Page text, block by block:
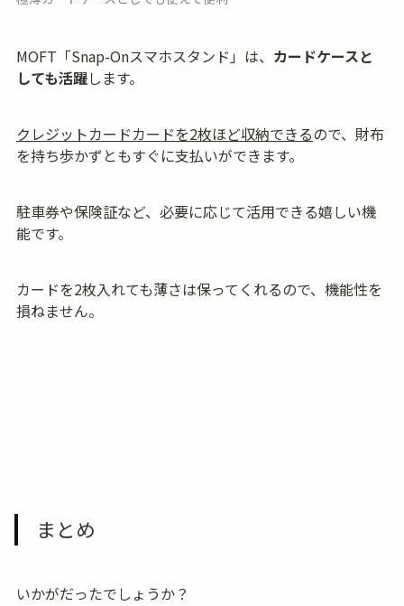
MOFT「Snap-Onスマホスタンド」は、 カードケースと
しても活躍します。
クレジットカードカードを2枚ほど収納できるので、財布
を持ち歩かずともすぐに支払いができます。
駐車券や保険証など、必要に応じて活用できる嬉しい機
能です。
カードを2枚入れても薄さは保ってくれるので、機能性を
損ねません。
まとめ
いかがだったでしょうか？